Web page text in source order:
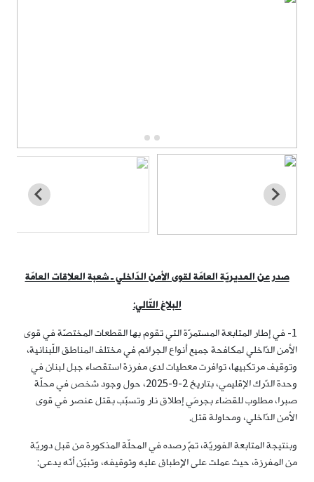
صدر عن المديريّة العامّة لقوى الأمن الدّاخلي ـ شعبة العلاقات العامّة
البلاغ التّالي:
1- في إطار المتابعة المستمرّة التي تقوم بها القطعات المختصّة في قوى
الأمن الدّاخلي لمكافحة جميع أنواع الجرائم في مختلف المناطق اللّبنانية،
وتوقيف مرتكبيها، توافرت معطيات لدى مفرزة استقصاء جبل لبنان في
وحدة الدّرك الإقليمي، بتاريخ 2-9-2025، حول وجود شخص في محلّة
صبرا، مطلوب للقضاء بجرمَي إطلاق نار وتسبّب بقتل عنصر في قوى
الأمن الدّاخلي، ومحاولة قتل.
وبنتيجة المتابعة الفوريّة، تمّ رصده في المحلّة المذكورة من قبل دوريّة
من المفرزة، حيث عملت على الإِطباق عليه وتوقيفه، وتبيّن أنّه يدعى: